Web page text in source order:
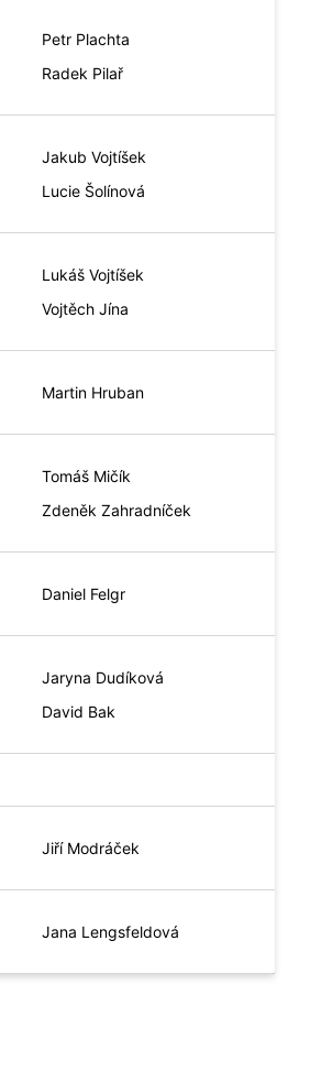
Petr Plachta
Radek Pilař
Jakub Vojtíšek
Lucie Šolínová
Lukáš Vojtíšek
Vojtěch Jína
Martin Hruban
Tomáš Mičík
Zdeněk Zahradníček
Daniel Felgr
Jaryna Dudíková
David Bak
Jiří Modráček
Jana Lengsfeldová